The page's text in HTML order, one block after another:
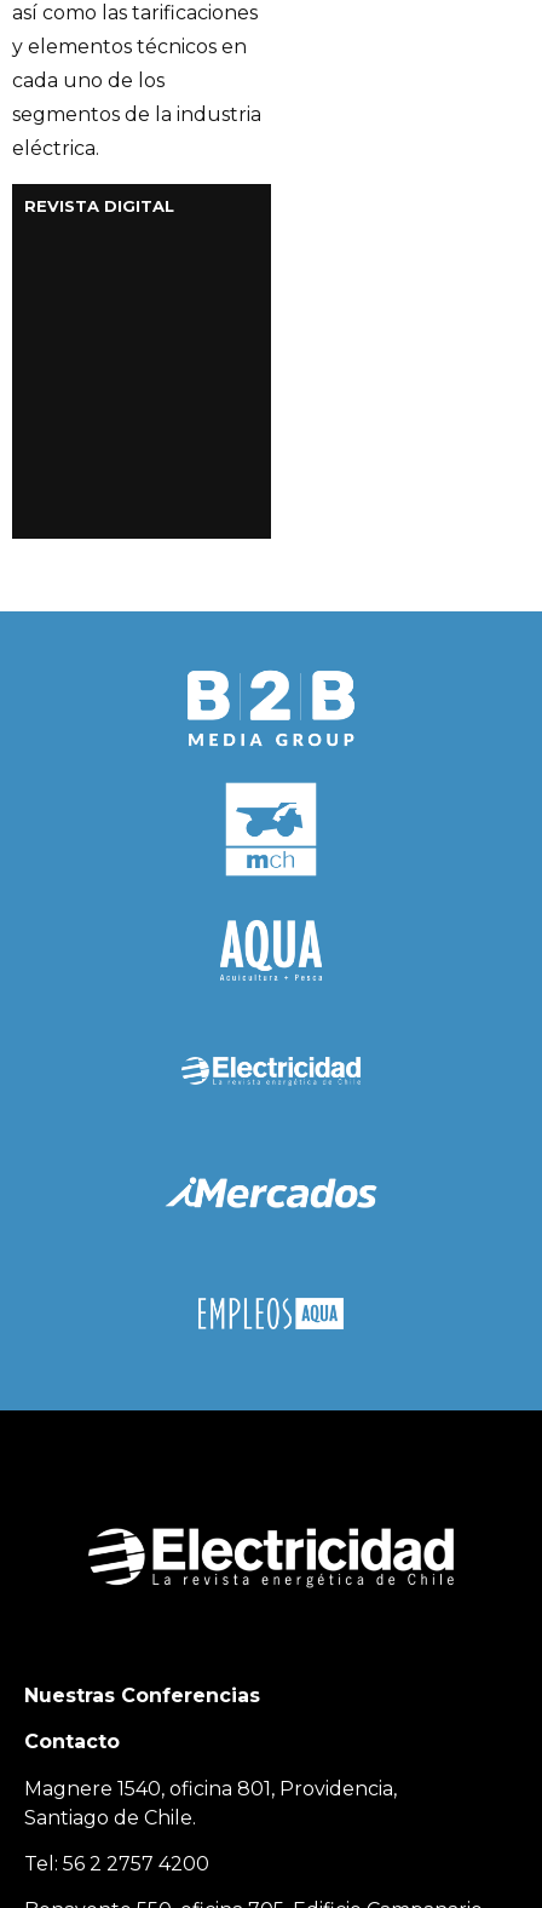
así como las tarificaciones
y elementos técnicos en
cada uno de los
segmentos de la industria
eléctrica.
REVISTA DIGITAL
Nuestras Conferencias
Contacto
Magnere 1540, oficina 801, Providencia,
Santiago de Chile.
Tel: 56 2 2757 4200